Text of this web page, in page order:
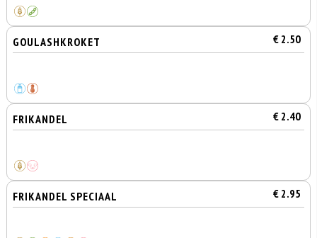
GOULASHKROKET € 2.50
FRIKANDEL € 2.40
FRIKANDEL SPECIAAL € 2.95